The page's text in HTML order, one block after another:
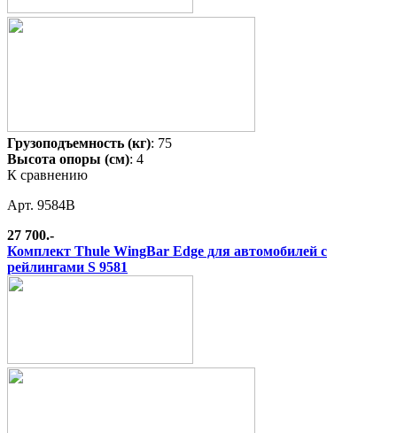
Грузоподъемность (кг): 75
Высота опоры (см): 4
К сравнению
Арт. 9584B
27 700.-
Комплект Thule WingBar Edge для автомобилей с
рейлингами S 9581